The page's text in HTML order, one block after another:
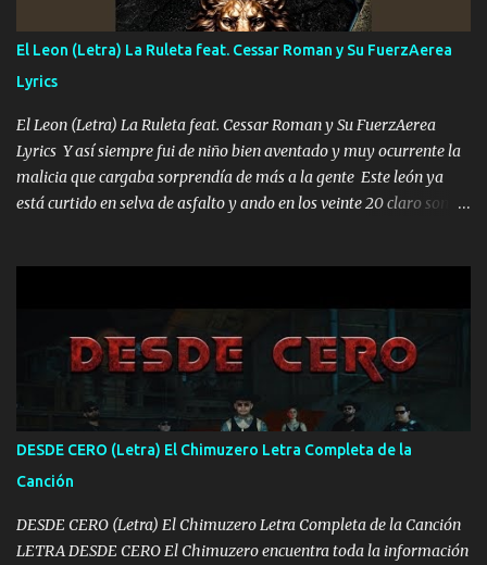
cualquier problema no más es cuestión que ordené NOS HACE
FALTA UN HERMANO DE CLAVE ERA EL 24 SIEMPRE FUE UN
HOMBRE VALIENTE POR ALGO M'URIÓ PELEAND0 SIEMPRE
VIO POR LA FAMILIA PARA QUE SIGA EL LEGADO Es el DOS de
los HERMANOS un cerebro inteligente y com...
El Leon (Letra) La Ruleta feat. Cessar Roman y Su FuerzAerea
Lyrics
El Leon (Letra) La Ruleta feat. Cessar Roman y Su FuerzAerea
Lyrics Y así siempre fui de niño bien aventado y muy ocurrente la
malicia que cargaba sorprendía de más a la gente Este león ya
está curtido en selva de asfalto y ando en los veinte 20 claro son
pa más pues hay charola les voy a dar hasta topar pues no hay de
otra Música Surcando bien mi camino voy por mi línea no veo a
los lados aquel que no corre vuela no se me duerm voy chicoteado
Ya pasé varias hazañas ya tienen rato que me agarran el colmillo
de este León los estatales no sé esperaron Al tiro esta la PrimiZa
también la nueve que cargo al lado doy la mano al que su amigo y
al traicionero damos pa abajo Y No me paran aquí hay pa más
pues hay charola les voy a dar hasta topar pues no hay de otra...
DESDE CERO (Letra) El Chimuzero Letra Completa de la
Canción
DESDE CERO (Letra) El Chimuzero Letra Completa de la Canción
LETRA DESDE CERO El Chimuzero encuentra toda la información